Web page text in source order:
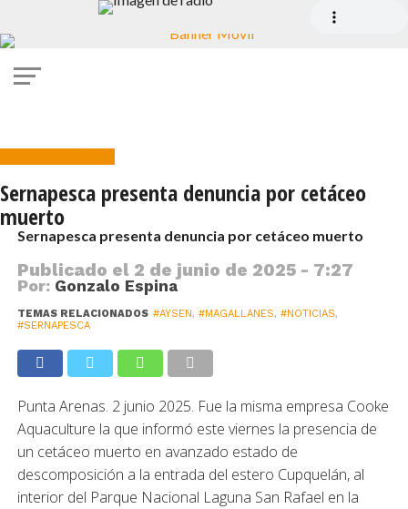
Medio Ambiente
Sernapesca presenta denuncia por cetáceo
muerto
Sernapesca presenta denuncia por cetáceo muerto
Publicado el 2 de junio de 2025 - 7:27
Por: Gonzalo Espina
TEMAS RELACIONADOS #AYSEN, #MAGALLANES, #NOTICIAS,
#SERNAPESCA
Punta Arenas. 2 junio 2025. Fue la misma empresa Cooke
Aquaculture la que informó este viernes la presencia de
un cetáceo muerto en avanzado estado de
descomposición a la entrada del estero Cupquelán, al
interior del Parque Nacional Laguna San Rafael en la